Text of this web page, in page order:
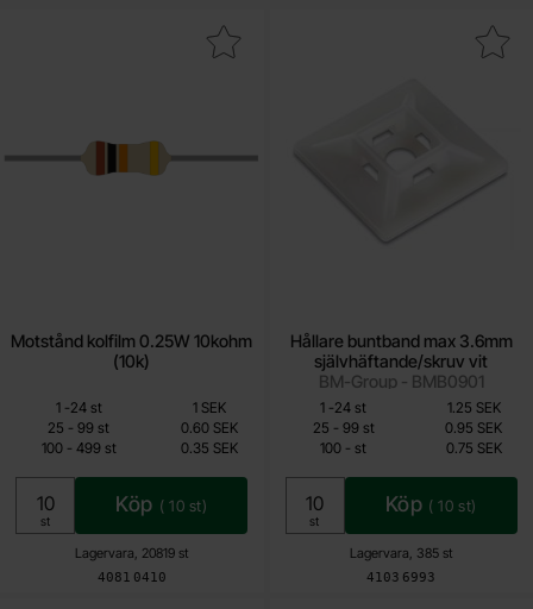
Motstånd kolfilm 0.25W 10kohm
(10k)
Art. nr
4081 0410
Lagervara, 20819 st
0.15 SEK
Inklusive 25% moms
Enhet:
st
Köp ( 10 st)
motstånd kolfilm 0.25W 10kohm (10k) som favorit
Mängdrabatt
Pris /st
1 -till
24 st
1 SEK
25 - till
99 st
0.60 SEK
100 -till499 st 0.35 SEK
Hållare buntband max 3.6mm
självhäftande/skruv vit
BM-Group - BMB0901
Art. nr
4103 6993
Lagervara, 385 st
0.75 SEK
Inklusive 25% moms
Enhet:
st
Köp ( 10 st)
Makera hållare buntband max 3.6mm
Mängdrabatt
Pris /st
1 -till
24 st
1.25 SEK
25 -till99 st
0.95 SEK
100 - till
st 0.75 SEK